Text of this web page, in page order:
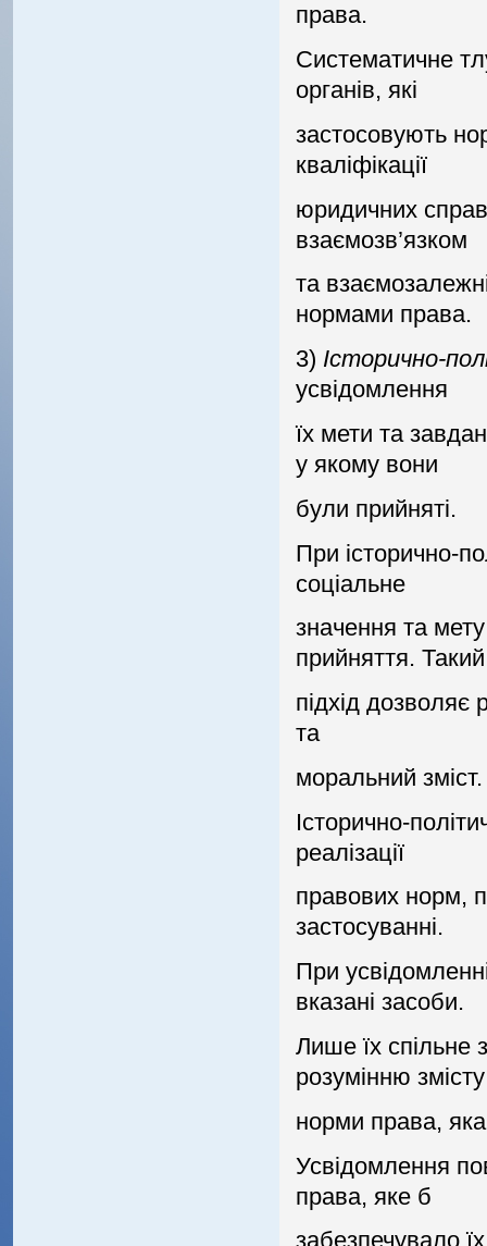
права.
Систематичне
органiв, якi
застосовують
квалiфiкацiї
юридичних
взаємозв’язком
та
нормами права.
3) Iсторично-
усвiдомлення
їх мети та
у якому вони
були прийнятi.
При iсторично-
соцiальне
значення та
прийняття. Такий
пiдхiд дозволяє
та
моральний змiст.
Iсторично-
реалiзацiї
правових норм,
застосуваннi.
При
вказанi засоби.
Лише їх спiльне
розумiнню змiсту
норми права,
Усвiдомлення
права, яке б
забезпечувало